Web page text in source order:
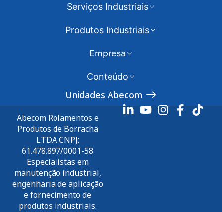
Serviços Industriais
Produtos Industriais
Empresa
Conteúdo
Unidades Abecom
Abecom Rolamentos e
Produtos de Borracha
LTDA CNPJ:
61.478.897/0001-58
Especialistas em
manutenção industrial,
engenharia de aplicação
e fornecimento de
produtos industriais.